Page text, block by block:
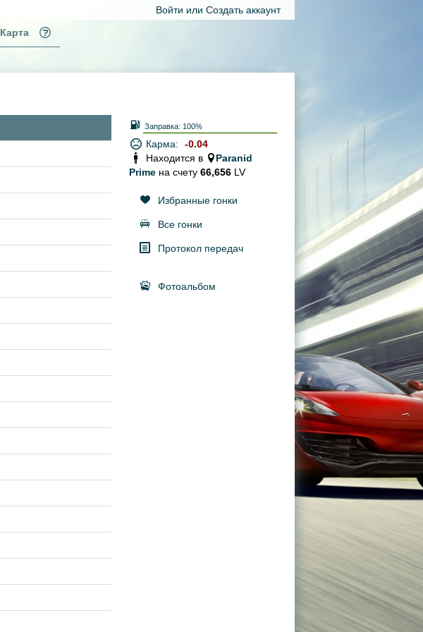
Войти или Создать аккаунт
Карта
Заправка: 100%
Карма:
-0.04
Находится в
Paranid
Prime на счету 66,656 LV
Избранные гонки
Все гонки
Протокол передач
Фотоальбом